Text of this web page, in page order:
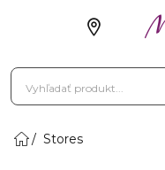
Stores